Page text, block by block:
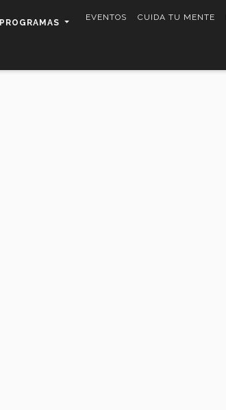
PROGRAMAS
EVENTOS CUIDA TU MENTE